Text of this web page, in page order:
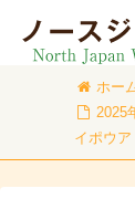
ホー
2025
イポウア